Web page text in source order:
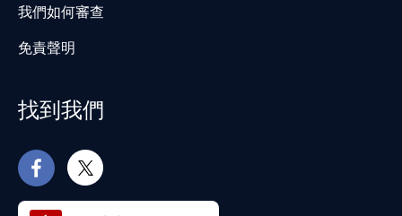
我們如何審查
免責聲明
找到我們